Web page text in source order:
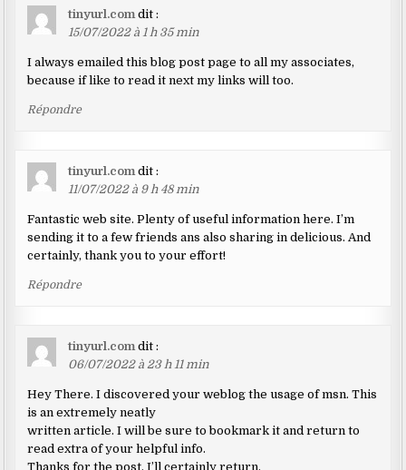
tinyurl.com dit :
15/07/2022 à 1 h 35 min
I always emailed this blog post page to all my associates,
because if like to read it next my links will too.
Répondre
tinyurl.com dit :
11/07/2022 à 9 h 48 min
Fantastic web site. Plenty of useful information here. I’m
sending it to a few friends ans also sharing in delicious. And
certainly, thank you to your effort!
Répondre
tinyurl.com dit :
06/07/2022 à 23 h 11 min
Hey There. I discovered your weblog the usage of msn. This
is an extremely neatly
written article. I will be sure to bookmark it and return to
read extra of your helpful info.
Thanks for the post. I’ll certainly return.